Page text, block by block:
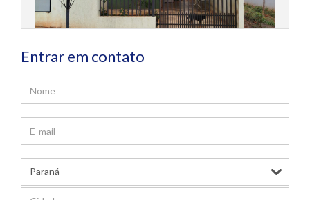
Entrar em contato